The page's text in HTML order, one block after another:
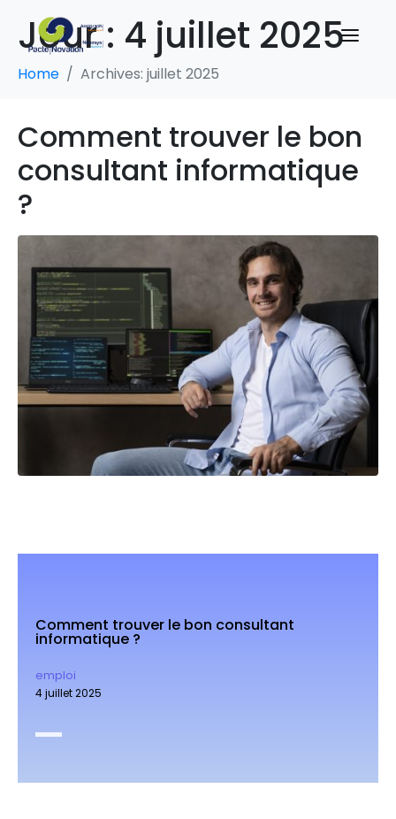
Jour : 4 juillet 2025
Home Archives: juillet 2025
Comment trouver le bon
consultant informatique
?
Comment trouver le bon consultant
informatique ?
emploi
4 juillet 2025